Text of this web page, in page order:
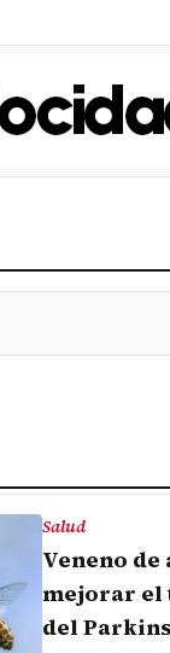
Salud
Veneno
mejorar el
del